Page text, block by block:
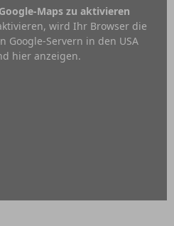
Maps zu aktivieren
wird Ihr Browser die
Google-Servern in den USA
hier anzeigen.